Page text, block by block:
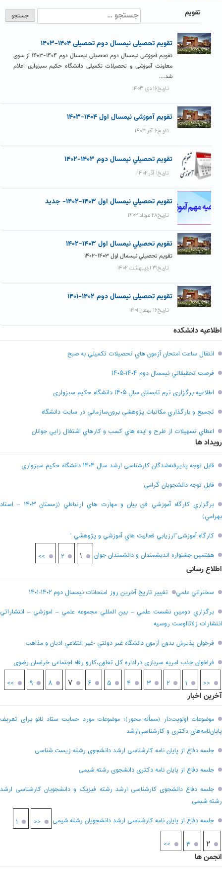
تقویم
تقویم تحصیلی نیمسال دوم تحصیلی ۱۴۰۴-۱۴۰۳
تقویم آموزشی نیمسال دوم تحصیلی نیمسال دوم ۱۴۰۴-۱۴۰۳ از سوی
معاونت آموزشی و تحصیلات تکمیلی دانشگاه حکیم سبزواری اعلام
شد....
تاریخ۱۶ دی ۱۴۰۳
تقویم آموزشی نیمسال اول ۱۴۰۴-۱۴۰۳
تاریخ۶ آذر ۱۴۰۳
تقويم تحصيلي نيمسال دوم ۱۴۰۳-۱۴۰۲
تاریخ۱ آذر ۱۴۰۲
تقويم تحصيلي نيمسال اول ۱۴۰۳-۱۴۰۲- جديد
تاریخ۲۸ مرداد ۱۴۰۲
تقويم تحصيلي نيمسال اول ۱۴۰۳-۱۴۰۲
تقويم تحصيلي نيسمال اول ۱۴۰۳-۱۴۰۲
تاریخ۳۱ اردیبهشت ۱۴۰۲
تقویم تحصیلی نیمسال دوم ۱۴۰۲-۱۴۰۱
تاریخ۱۶ بهمن ۱۴۰۱
اطلاعیه دانشکده
انتقال ساعت امتحان آزمون هاي تحصيلات تکميلي به صبح
فرصت تحقيقاتي نیمسال دوم ۱۴۰۴-۱۴۰۵
اطلاعیه برگزاری ترم تابستان سال ۱۴۰۵ دانشگاه حکیم سبزواری
تجميع و بارگذاري مکاتبات پژوهشي برون‌سازماني در سايت دانشگاه
اعطاي تسهيلات از طرح و ايده هاي کسب و کارهاي اشتغال زايي جوانان
رویداد ها
قابل توجه پذیرفته‌شدگان کارشناسی ارشد سال ۱۴۰۴ دانشگاه حکیم سبزواری
قابل توجه دانشجویان گرامی
برگزاري کارگاه آموزشي فن بيان و مهارت هاي ارتباطي (زمستان ۱۴۰۳ – استاد
بهرامي)
کارگاه آموزشی”ارزيابي فعاليت هاي آموزشي و پژوهشي “
هفتمين جشنواره انديشمندان و دانشمندان جوان
۱ ۲ >>
اطلاع رسانی
سخنراني علمي
تغيير تاريخ آخرين روز امتحانات نيمسال دوم ۱۴۰۲-۱۴۰۱
برگزاري دومين نشست علمي – بين المللي مجموعه علمي – اموزشي – انتشاراتي
انتشارات زلاتااوست روسيه
فرخوان پذيرش بدون آزمون دانشگاه غير دولتي -غير انتفاعي اديان و مذاهب
فراخوان جذب امریه سربازی دراداره کل تعاون،کارو رفاه اجتماعی خراسان رضوی
<< ۱ ۲ ۳ ۴ ۵ ۶ ۷ ۸ ۹ >>
آخرین اخبار
موضوعات اولویت‌دار (مسأله محور)؛ موضوعات مورد حمایت ستاد نانو برای تعریف
پایان‌نامه‌های دکتری و کارشناسی‌ارشد
جلسه دفاع از پایان نامه کارشناسی ارشد دانشجوی رشته زیست شناسی
جلسه دفاع از پایان نامه دکتری دانشجوی رشته شیمی
جلسه دفاع دانشجوی کارشناسی ارشد رشته فیزیک و دانشجویان کارشناسی ارشد
رشته شیمی
جلسه دفاع از پایان نامه کارشناسی ارشد دانشجویان رشته شیمی
<< ۱
۲ ۳ >>
انجمن ها